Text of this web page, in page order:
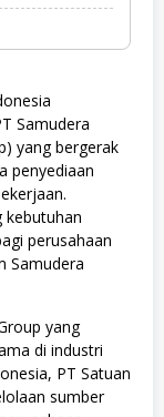
Samudera
yang bergerak
penyediaan
kebutuhan
perusahaan
Samudera
yang
di industri
PT Satuan
sumber